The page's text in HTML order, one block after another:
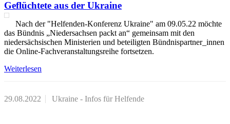
Geflüchtete aus der Ukraine
Nach der "Helfenden-Konferenz Ukraine" am 09.05.22 möchte
das Bündnis „Niedersachsen packt an“ gemeinsam mit den
niedersächsischen Ministerien und beteiligten Bündnispartner_innen
die Online-Fachveranstaltungsreihe fortsetzen.
Weiterlesen
29.08.2022 Ukraine - Infos für Helfende